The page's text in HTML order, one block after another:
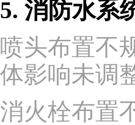
5. 消防水系
喷头布置不
体影响未调
消火栓布置